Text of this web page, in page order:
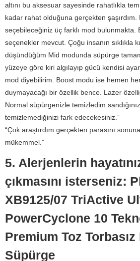
altını bu aksesuar sayesinde rahatlıkla
kadar rahat olduğuna gerçekten
seçebileceğiniz üç farklı mod bulunmakta.
seçenekler mevcut. Çoğu insanın sıklıkla
düşündüğüm Mid modunda süpürge
yüzeye göre kiri algılayıp gücü kendisi
mod diyebilirim. Boost modu ise hemen
duymayacağı bir özellik bence. Lazer
Normal süpürgenizle temizledim
temizlemediğinizi fark edecekesiniz.”
“Çok araştırdım gerçekten parasını
mükemmel.”
5. Alerjenlerin
çıkmasını isterseniz:
XB9125/07 TriActive
PowerCyclone 10
Premium Toz
Süpürge